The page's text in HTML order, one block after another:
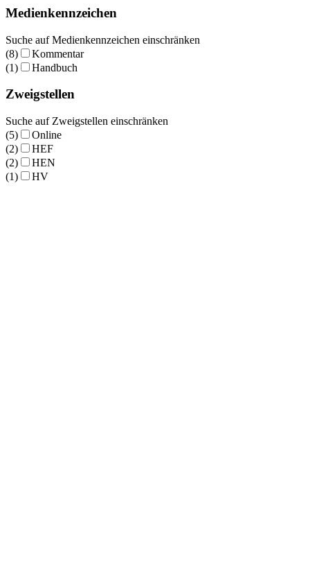
Medienkennzeichen
Suche auf Medienkennzeichen einschränken
(8)
Kommentar
(1)
Handbuch
Zweigstellen
Suche auf Zweigstellen einschränken
(5)
Online
(2)
HEF
(2)
HEN
(1)
HV